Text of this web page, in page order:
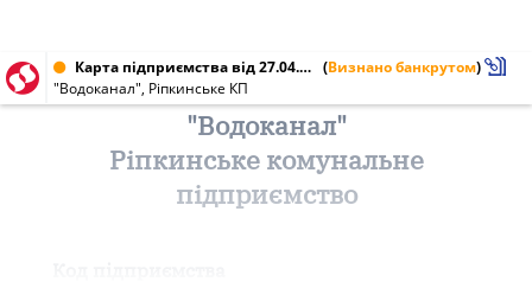
Карта підприємства від 27.04.2017 № 32903370 (Визнано банкрутом)
"Водоканал", Ріпкинське КП
"Водоканал"
Ріпкинське комунальне
підприємство